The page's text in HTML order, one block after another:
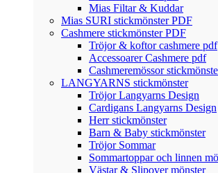
Mias Filtar & Kuddar
Mias SURI stickmönster PDF
Cashmere stickmönster PDF
Tröjor & koftor cashmere pdf
Accessoarer Cashmere pdf
Cashmeremössor
LANGYARNS stickmönster
Tröjor Langyarns Design
Cardigans Langyarns Design
Herr stickmönster
Barn & Baby stickmönster
Tröjor Sommar
Sommartoppar och linnen
Västar & Slipover mönster